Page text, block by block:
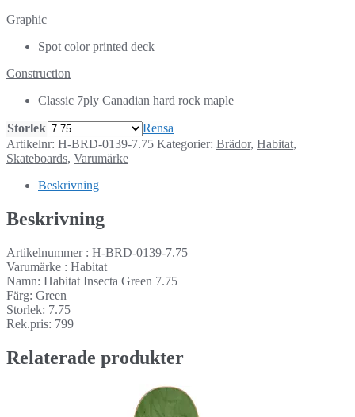
Graphic
Spot color printed deck
Construction
Classic 7ply Canadian hard rock maple
Storlek
Rensa
Artikelnr: H-BRD-0139-7.75 Kategorier: Brädor, Habitat,
Skateboards, Varumärke
Beskrivning
Beskrivning
Artikelnummer : H-BRD-0139-7.75
Varumärke : Habitat
Namn: Habitat Insecta Green 7.75
Färg: Green
Storlek: 7.75
Rek.pris: 799
Relaterade produkter